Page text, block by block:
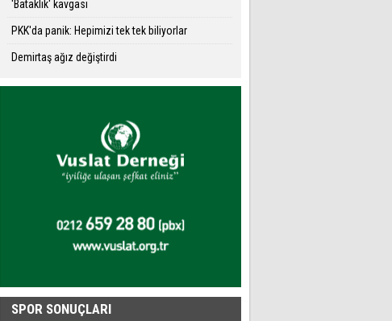
'Bataklık' kavgası
PKK'da panik: Hepimizi tek tek biliyorlar
Demirtaş ağız değiştirdi
SPOR SONUÇLARI